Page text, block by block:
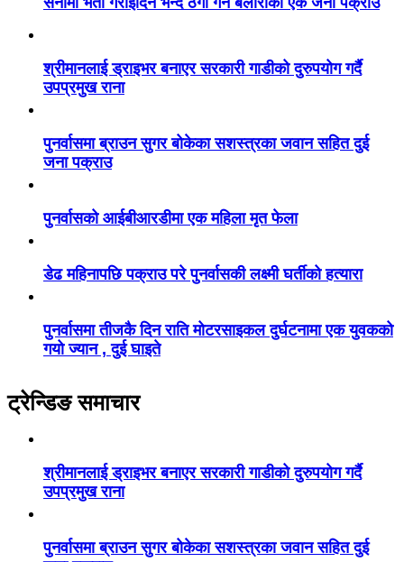
श्रीमानलाई ड्राइभर बनाएर सरकारी गाडीको दुरुपयोग गर्दै
उपप्रमुख राना
पुनर्वासमा ब्राउन सुगर बोकेका सशस्त्रका जवान सहित दुई
जना पक्राउ
पुनर्वासको आईबीआरडीमा एक महिला मृत फेला
डेढ महिनापछि पक्राउ परे पुनर्वासकी लक्ष्मी घर्तीको हत्यारा
पुनर्वासमा तीजकै दिन राति मोटरसाइकल दुर्घटनामा एक युवकको
गयो ज्यान , दुई घाइते
ट्रेन्डिङ समाचार
श्रीमानलाई ड्राइभर बनाएर सरकारी गाडीको दुरुपयोग गर्दै
उपप्रमुख राना
पुनर्वासमा ब्राउन सुगर बोकेका सशस्त्रका जवान सहित दुई